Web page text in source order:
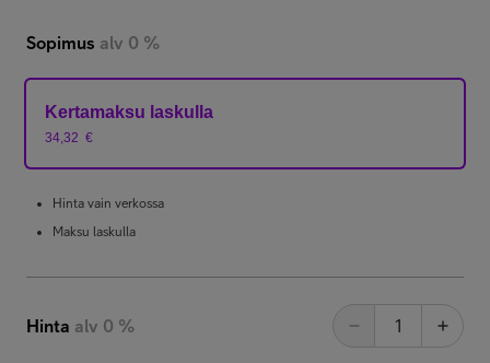
Sopimus alv 0 %
Kertamaksu laskulla
34,32 €
Hinta vain verkossa
Maksu laskulla
Hinta alv 0 %